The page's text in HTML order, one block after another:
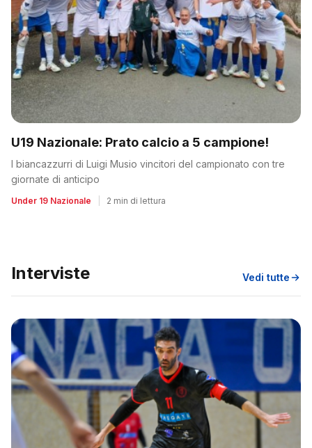
U19 Nazionale: Prato calcio a 5 campione!
I biancazzurri di Luigi Musio vincitori del campionato con tre
giornate di anticipo
Under 19 Nazionale 2 min di lettura
Interviste Vedi tutte